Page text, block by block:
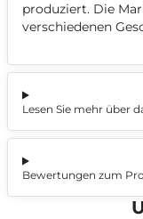
produziert. Die
verschiedenen
Lesen Sie mehr über
Bewertungen zum